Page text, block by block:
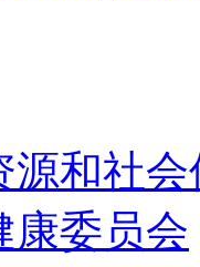
源和社
康委员会